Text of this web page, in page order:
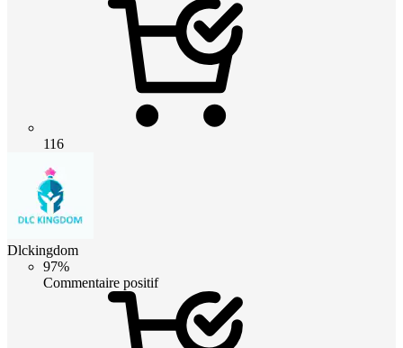
116
Dlckingdom
97%
Commentaire positif